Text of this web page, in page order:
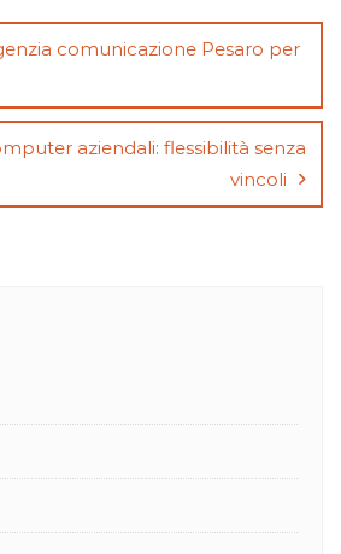
comunicazione Pesaro per
aziendali: flessibilità senza
vincoli